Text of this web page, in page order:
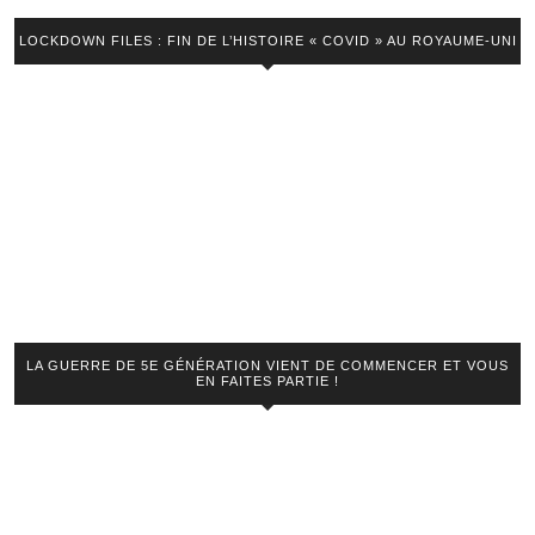
LOCKDOWN FILES : FIN DE L’HISTOIRE « COVID » AU ROYAUME-UNI
LA GUERRE DE 5E GÉNÉRATION VIENT DE COMMENCER ET VOUS
EN FAITES PARTIE !